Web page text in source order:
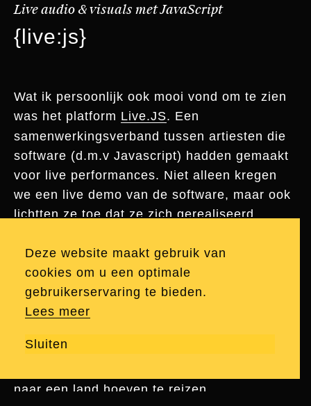
Deze website maakt gebruik van
cookies om u een optimale
gebruikerservaring te bieden.
Lees meer
Sluiten
Live audio & visuals met JavaScript
{live:js}
Wat ik persoonlijk ook mooi vond om te zien
was het platform Live.JS. Een
samenwerkingsverband tussen artiesten die
software (d.m.v Javascript) hadden gemaakt
voor live performances. Niet alleen kregen
we een live demo van de software, maar ook
lichtten ze toe dat ze zich gerealiseerd
milieu door veel te reizen naar verschillende
landen om daar hun performance te doen. Ze
willen die negatieve impact wegnemen door
middel van kennisoverdracht aan lokale
performance kunnen houden in hun eigen
naar een land hoeven te reizen.